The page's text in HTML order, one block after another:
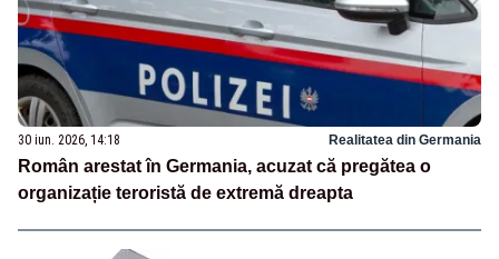
30 iun. 2026, 14:18 Realitatea din Germania
Român arestat în Germania, acuzat că pregătea o
organizație teroristă de extremă dreapta